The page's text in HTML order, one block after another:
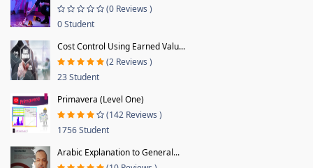
(0 Reviews )
0 Student
Cost Control Using Earned Valu...
(2 Reviews )
23 Student
Primavera (Level One)
(142 Reviews )
1756 Student
Arabic Explanation to General...